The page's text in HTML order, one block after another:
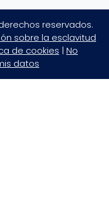
reservados.
sobre la esclavitud
de cookies | No
datos